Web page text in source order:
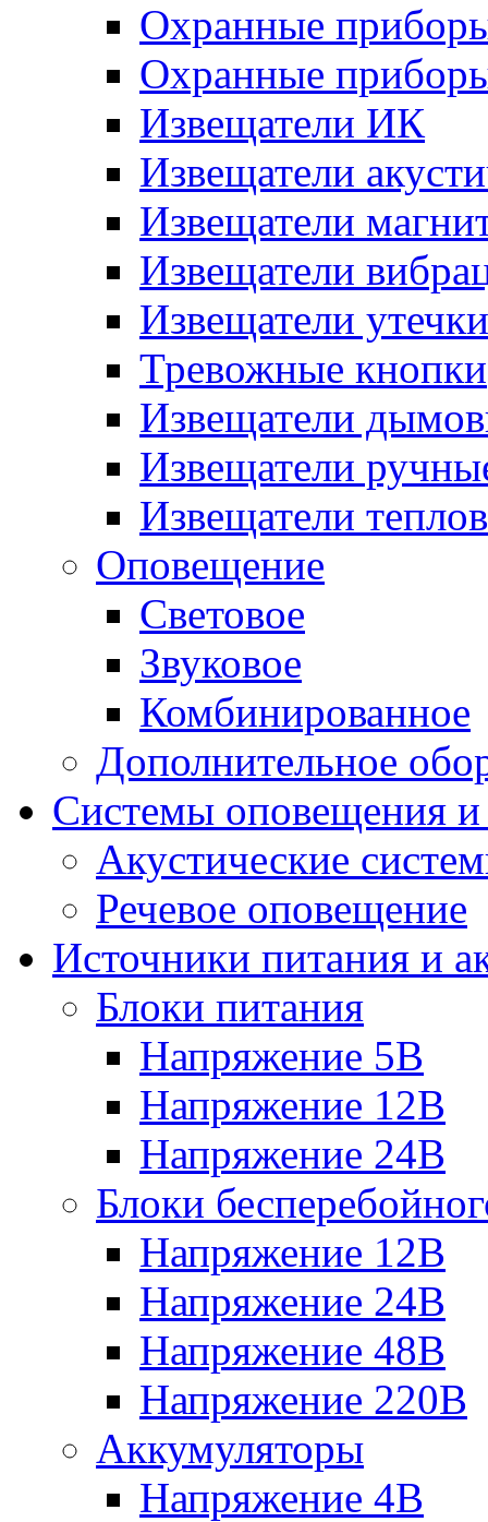
Охранные
Охранные
Извещатели ИК
Извещатели
Извещатели
Извещатели
Извещатели утечки
Тревожные кнопки
Извещатели
Извещатели
Извещатели
Оповещение
Световое
Звуковое
Комбинированное
Дополнительное
Системы оповещения и
Акустические
Речевое оповещение
Источники питания и
Блоки питания
Напряжение 5В
Напряжение 12В
Напряжение 24В
Блоки
Напряжение 12В
Напряжение 24В
Напряжение 48В
Напряжение 220В
Аккумуляторы
Напряжение 4В